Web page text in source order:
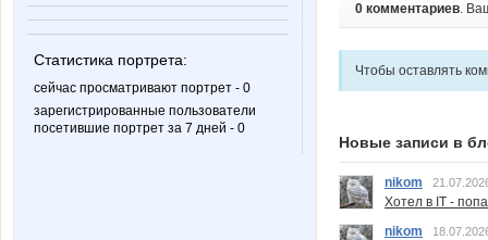
Статистика портрета:
сейчас просматривают портрет - 0
зарегистрированные пользователи
посетившие портрет за 7 дней - 0
0 комментариев.
Чтобы оставлять
Новые записи в
nikom
Хотел в IT -
nikom